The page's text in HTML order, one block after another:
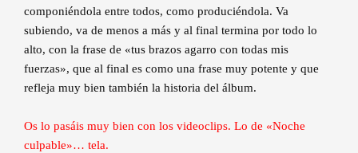
componiéndola entre todos, como produciéndola. Va
subiendo, va de menos a más y al final termina por todo lo
alto, con la frase de «tus brazos agarro con todas mis
fuerzas», que al final es como una frase muy potente y que
refleja muy bien también la historia del álbum.
Os lo pasáis muy bien con los videoclips. Lo de «Noche
culpable»… tela.